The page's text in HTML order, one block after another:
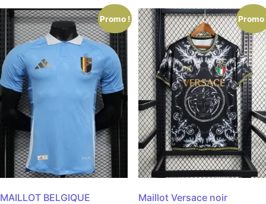
Promo !
MAILLOT BELGIQUE
Promo
Maillot Versace noir